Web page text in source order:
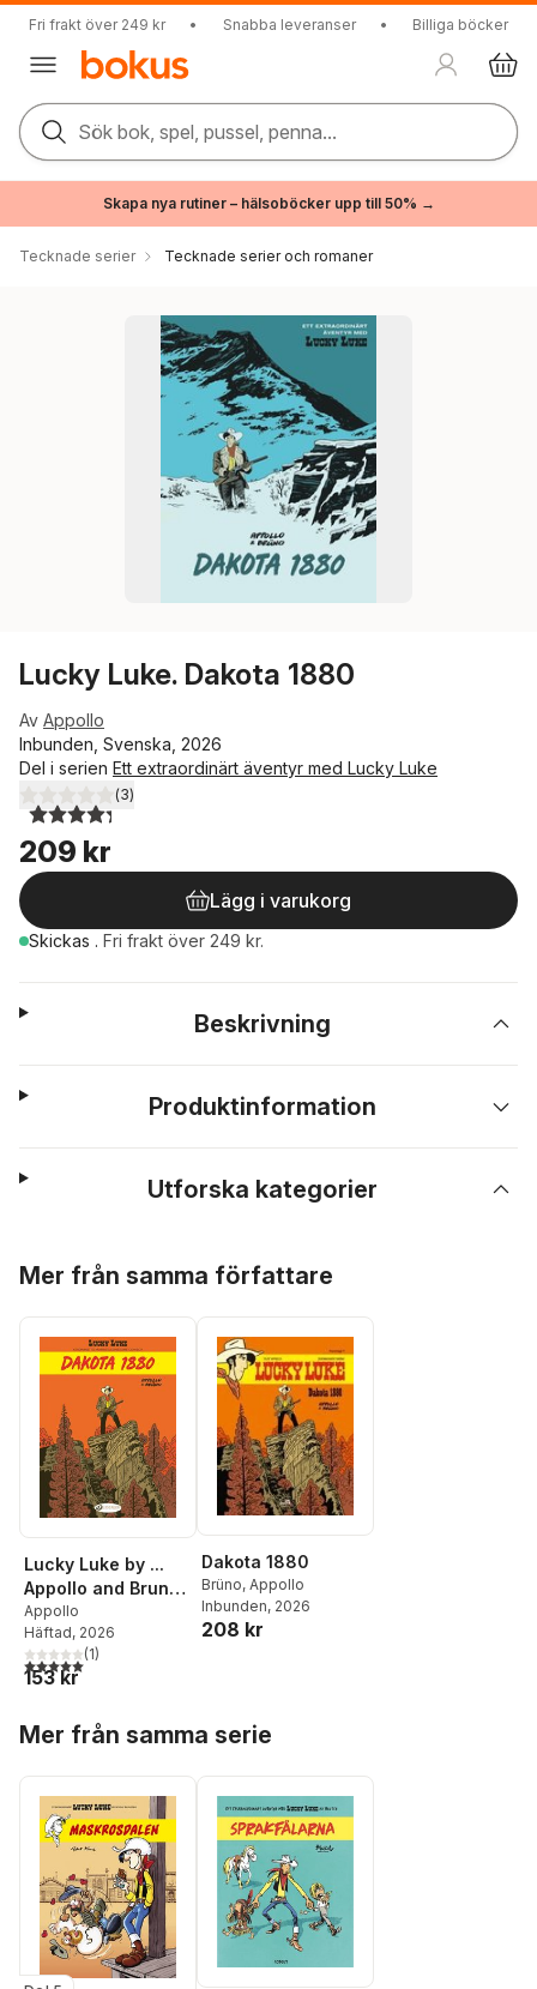
Fri frakt över 249 kr • Snabba leveranser • Billiga böcker
Sök bok, spel, pussel, penna...
Skapa nya rutiner – hälsoböcker upp till 50% →
Tecknade serier Tecknade serier och romaner
Lucky Luke. Dakota 1880
Av Appollo
Inbunden, Svenska, 2026
Del i serien Ett extraordinärt äventyr med Lucky Luke
4,3utav 5 stjärnor. Totalt antal röster:
(3)
209 kr
Lägg i varukorg
Skickas . Fri frakt över 249 kr.
Beskrivning
Produktinformation
Utforska kategorier
Mer från samma författare
Lucky Luke by ...
Appollo and Bruno:
Dakota 1880
Appollo
Häftad, 2026
5,0utav 5 stjärnor. Totalt antal röster:
(1)
153 kr
Dakota 1880
Brüno, Appollo
Inbunden, 2026
208 kr
Mer från samma serie